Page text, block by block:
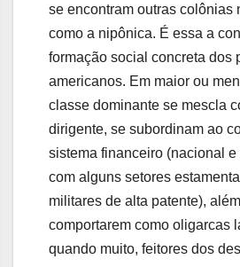
se encontram outras colônias
como a nipônica. É essa a
formação social concreta dos
americanos. Em maior ou
classe dominante se mescla
dirigente, se subordinam ao
sistema financeiro (nacional
com alguns setores
militares de alta patente),
comportarem como oligarcas
quando muito, feitores dos